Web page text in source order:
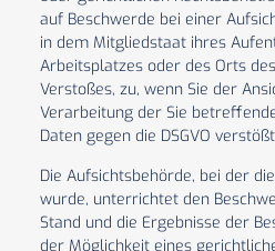
auf Beschwerde bei einer
in dem Mitgliedstaat ihres
Arbeitsplatzes oder des Orts
Verstoßes, zu, wenn Sie der
Verarbeitung der Sie
Daten gegen die DSGVO
Die Aufsichtsbehörde, bei der
wurde, unterrichtet den
Stand und die Ergebnisse der
der Möglichkeit eines